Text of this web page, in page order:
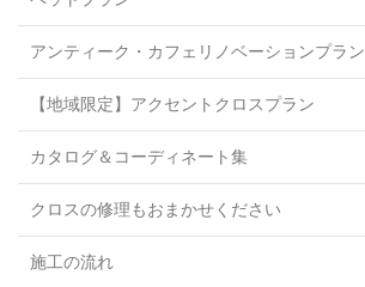
アンティーク・カフェリノベーションプラン
【地域限定】アクセントクロスプラン
カタログ＆コーディネート集
クロスの修理もおまかせください
施工の流れ